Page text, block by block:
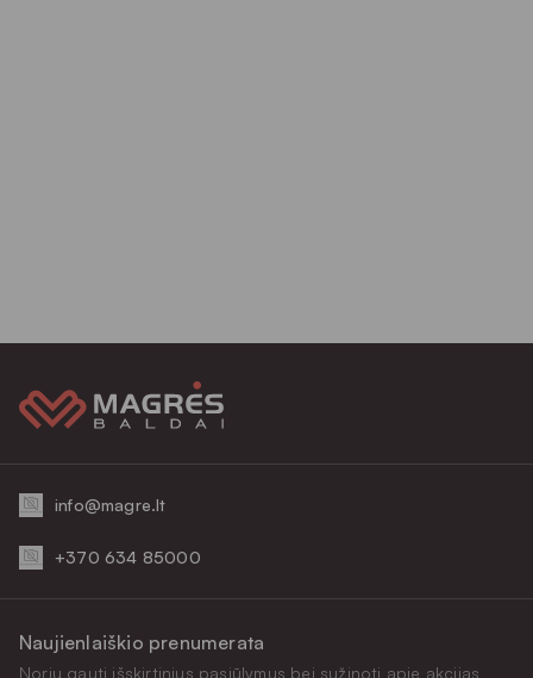
info@magre.lt
+370 634 85000
Naujienlaiškio prenumerata
Noriu gauti išskirtinius pasiūlymus bei sužinoti apie akcijas